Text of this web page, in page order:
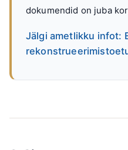
dokumendid on juba
Jälgi ametlikku infot: